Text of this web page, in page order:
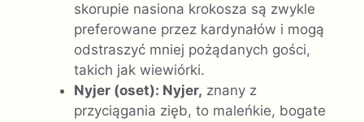
skorupie nasiona krokosza są zwykle
preferowane przez kardynałów i mogą
odstraszyć mniej pożądanych gości,
takich jak wiewiórki.
Nyjer (oset): Nyjer, znany z
przyciągania zięb, to maleńkie, bogate